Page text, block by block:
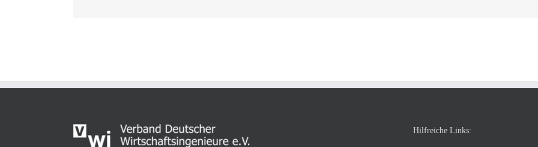
Hilfreiche Links: